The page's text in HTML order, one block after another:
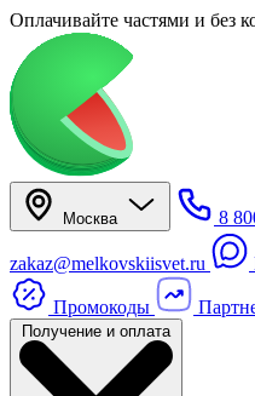
Оплачивайте частями и без
Москва 8
zakaz@melkovskiisvet.ru
Промокоды
Получение и оплата